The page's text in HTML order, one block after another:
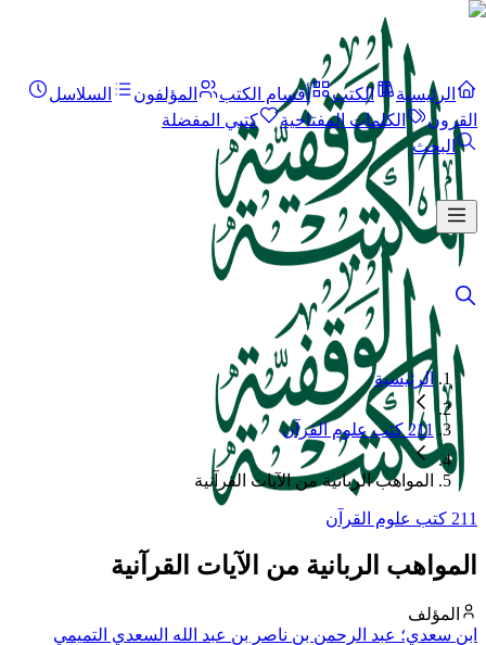
الرئيسية الكتب أقسام الكتب المؤلفون
السلاسل
القرون
الكلمات المفتاحية
كتبي المفضلة
البحث
الرئيسية
211 كتب علوم القرآن
المواهب الربانية من الآيات القرآنية
211 كتب علوم القرآن
المواهب الربانية من الآيات القرآنية
المؤلف
ابن سعدي؛ عبد الرحمن بن ناصر بن عبد الله السعدي التميمي